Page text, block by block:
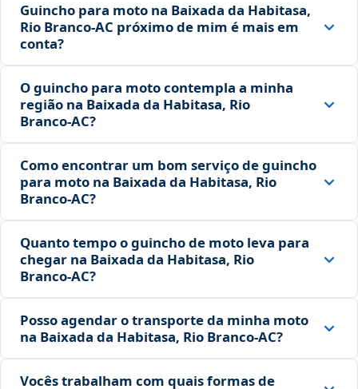
Guincho para moto na Baixada da Habitasa,
Rio Branco‑AC próximo de mim é mais em
conta?
O guincho para moto contempla a minha
região na Baixada da Habitasa, Rio
Branco‑AC?
Como encontrar um bom serviço de guincho
para moto na Baixada da Habitasa, Rio
Branco‑AC?
Quanto tempo o guincho de moto leva para
chegar na Baixada da Habitasa, Rio
Branco‑AC?
Posso agendar o transporte da minha moto
na Baixada da Habitasa, Rio Branco‑AC?
Vocês trabalham com quais formas de